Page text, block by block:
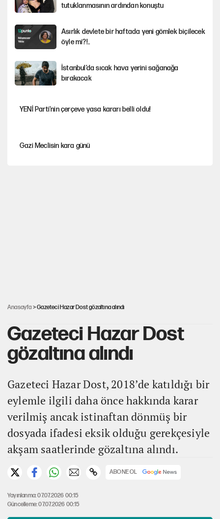
tutuklanmasının ardından konuştu
Asırlık devlete bir haftada yeni gömlek biçilecek
öyle mi?!..
İstanbul’da sıcak hava yerini sağanağa
bırakacak
YENİ Parti'nin çerçeve yasa kararı belli oldu!
Gazi Meclisin kara günü
Anasayfa > Gazeteci Hazar Dost gözaltına alındı
Gazeteci Hazar Dost
gözaltına alındı
Gazeteci Hazar Dost, 2018’de katıldığı bir
eylemle ilgili daha önce hakkında karar
verilmiş ancak istinaftan dönmüş bir
dosyada ifadesi eksik olduğu gerekçesiyle
akşam saatlerinde gözaltına alındı.
ABONE OL
Yayınlanma: 07.07.2026 00:15
Güncelleme: 07.07.2026 00:15